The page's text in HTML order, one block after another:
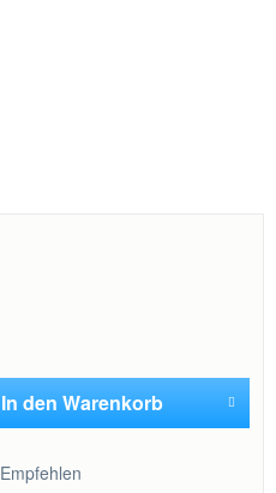
In den Warenkorb
Empfehlen